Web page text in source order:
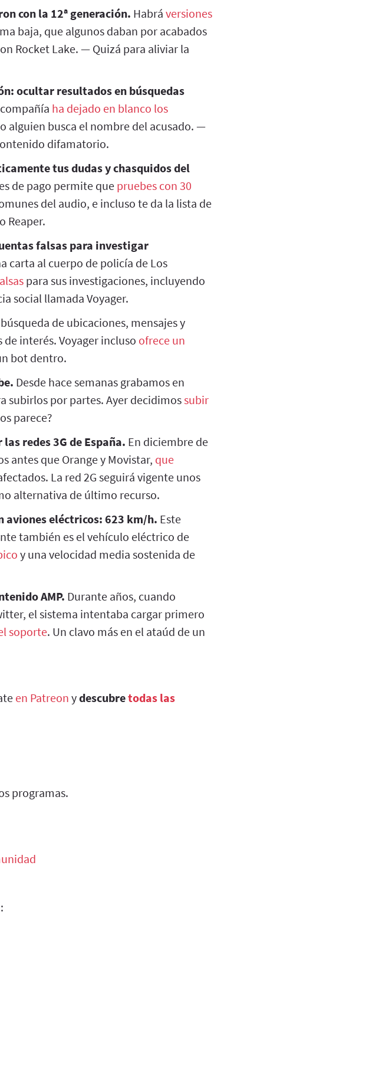
con la 12ª generación. Habrá versiones
baja, que algunos daban por acabados
Rocket Lake. — Quizá para aliviar la
ocultar resultados en búsquedas
ha dejado en blanco los
alguien busca el nombre del acusado. —
difamatorio.
tus dudas y chasquidos del
de pago permite que pruebes con 30
del audio, e incluso te da la lista de
Reaper.
falsas para investigar
carta al cuerpo de policía de Los
para sus investigaciones, incluyendo
social llamada Voyager.
de ubicaciones, mensajes y
interés. Voyager incluso ofrece un
bot dentro.
Desde hace semanas grabamos en
subirlos por partes. Ayer decidimossubir
parece?
redes 3G de España. En diciembre de
antes que Orange y Movistar, que
La red 2G seguirá vigente unos
alternativa de último recurso.
aviones eléctricos: 623 km/h. Este
también es el vehículo eléctrico de
y una velocidad media sostenida de
AMP. Durante años, cuando
el sistema intentaba cargar primero
soporte. Un clavo más en el ataúd de un
en Patreon ydescubretodas las
programas.